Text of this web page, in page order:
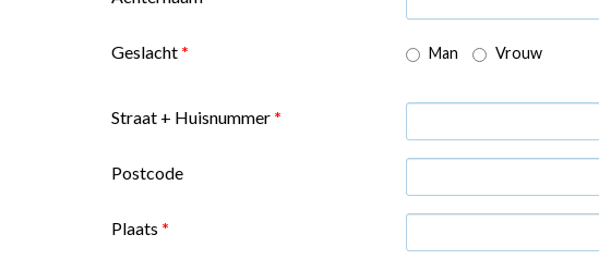
Geslacht * Man Vrouw
Straat + Huisnummer *
Postcode
Plaats *